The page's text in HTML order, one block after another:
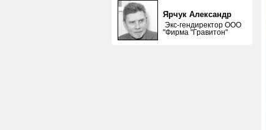
Ярчук Александр
Экс-гендиректор ООО
"Фирма "Гравитон"